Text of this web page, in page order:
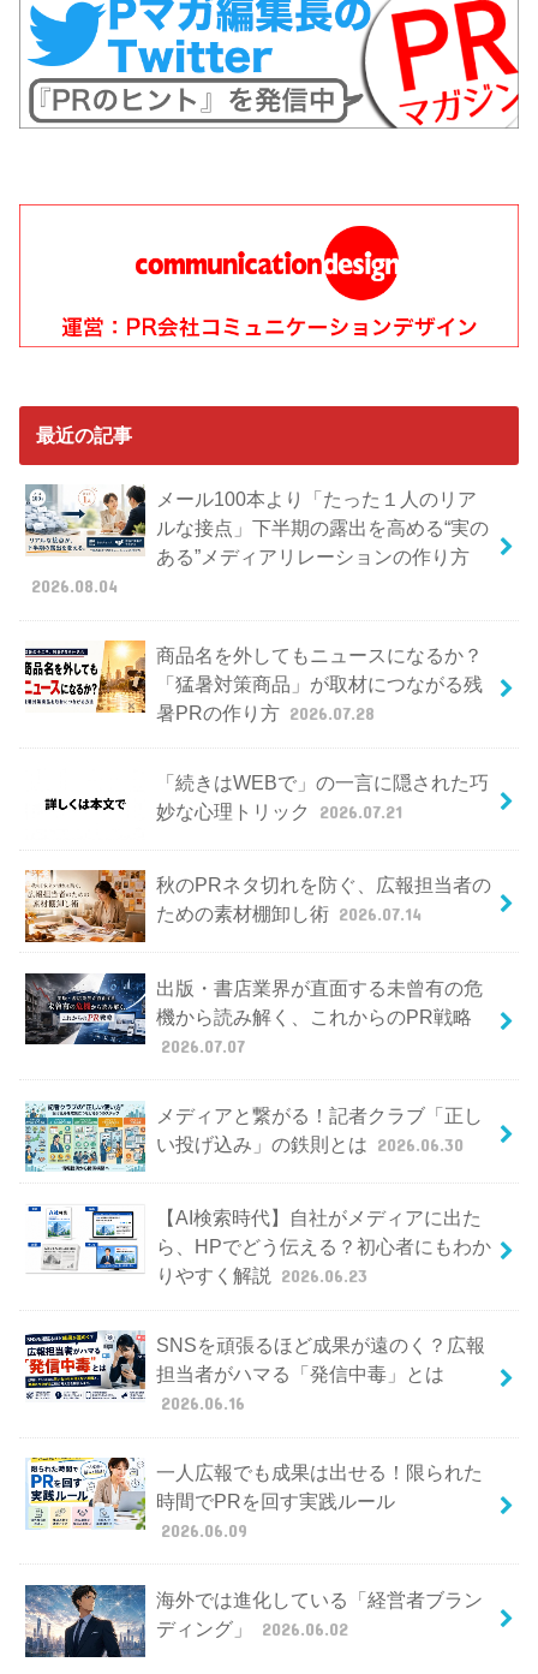
最近の記事
メール100本より「たった１人のリア
ルな接点」下半期の露出を高める“実の
ある”メディアリレーションの作り方
2026.08.04
商品名を外してもニュースになるか？
「猛暑対策商品」が取材につながる残
暑PRの作り方 2026.07.28
「続きはWEBで」の一言に隠された巧
妙な心理トリック
2026.07.21
秋のPRネタ切れを防ぐ、広報担当者の
ための素材棚卸し術 2026.07.14
出版・書店業界が直面する未曾有の危
機から読み解く、これからのPR戦略
2026.07.07
メディアと繋がる！記者クラブ「正し
い投げ込み」の鉄則とは 2026.06.30
【AI検索時代】自社がメディアに出た
ら、HPでどう伝える？初心者にもわか
りやすく解説
2026.06.23
SNSを頑張るほど成果が遠のく？広報
担当者がハマる「発信中毒」とは
2026.06.16
一人広報でも成果は出せる！限られた
時間でPRを回す実践ルール
2026.06.09
海外では進化している「経営者ブラン
ディング」
2026.06.02